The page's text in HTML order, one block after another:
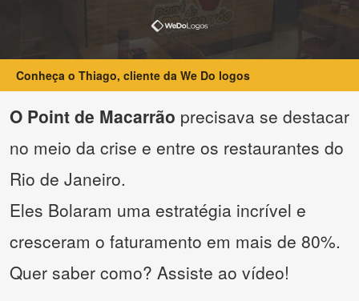
Conheça o Thiago, cliente da We Do logos
O Point de Macarrão precisava se destacar
no meio da crise e entre os restaurantes do
Rio de Janeiro.
Eles Bolaram uma estratégia incrível e
cresceram o faturamento em mais de 80%.
Quer saber como? Assiste ao vídeo!